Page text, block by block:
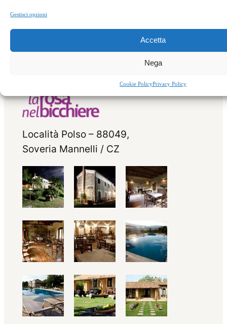
Gestisci opzioni
Accetta
Nega
Cookie PolicyPrivacy Policy
Località Polso – 88049,
Soveria Mannelli / CZ